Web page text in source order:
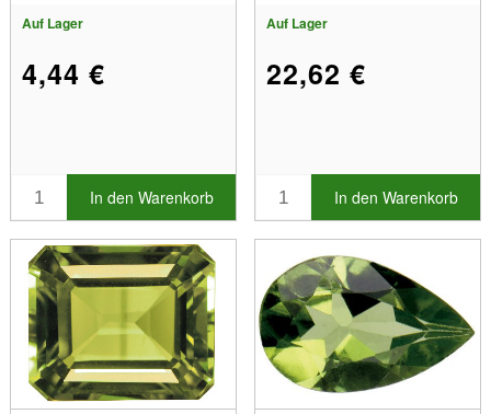
Auf Lager
4,44 €
In den Warenkorb
Auf Lager
22,62 €
In den Warenkorb